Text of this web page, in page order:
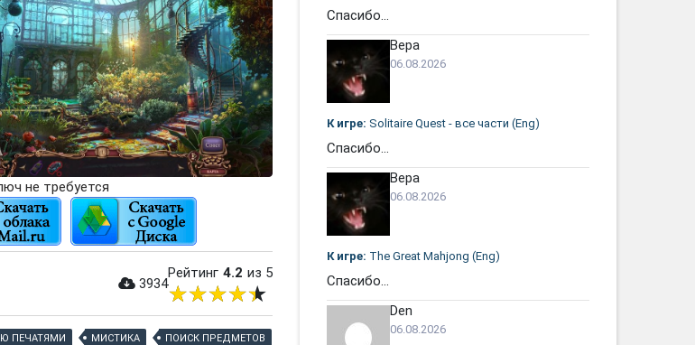
не требуется
3934
Рейтинг 4.2 из 5
ПЕЧАТЯМИ МИСТИКА
ПОИСК ПРЕДМЕТОВ
Спасибо...
Вера
06.08.2026
К игре: Solitaire Quest - все части (Eng)
Спасибо...
Вера
06.08.2026
К игре: The Great Mahjong (Eng)
Спасибо...
Den
06.08.2026